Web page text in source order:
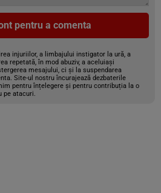
pentru a comenta
injuriilor, a limbajului instigator la ură, a
repetată, în mod abuziv, a aceluiași
mesajului, ci și la suspendarea
Site-ul nostru încurajează dezbaterile
pentru înțelegere și pentru contribuția la o
pe atacuri.